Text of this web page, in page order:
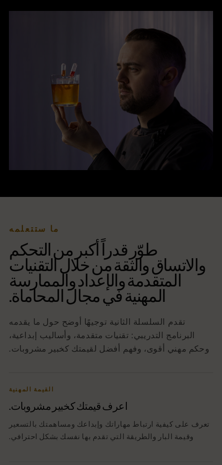
ما ستتعلمه
طوّر قدراً أكبر من التحكم
والاتساق والثقة من خلال التقنيات
المتقدمة والإعداد والممارسة
المهنية في مجال المحاماة.
تقدم السلسلة الثانية توجيهًا أوضح حول ما يقدمه
البرنامج التدريبي: تقنيات متقدمة، وأساليب إبداعية،
وحكم مهني أقوى، وفهم أفضل لقيمتك كخبير مشروبات.
القيمة المهنية
اعرف قيمتك كخبير مشروبات.
تعرف على كيفية ارتباط مهاراتك وإبداعك ومساهمتك بالتسعير
وقيمة البار والطريقة التي تقدم بها نفسك بشكل احترافي.